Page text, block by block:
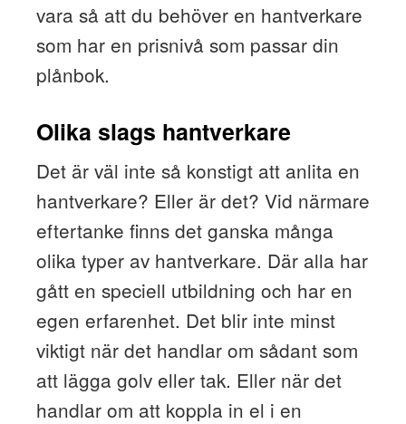
vara så att du behöver en hantverkare
som har en prisnivå som passar din
plånbok.
Olika slags hantverkare
Det är väl inte så konstigt att anlita en
hantverkare? Eller är det? Vid närmare
eftertanke finns det ganska många
olika typer av hantverkare. Där alla har
gått en speciell utbildning och har en
egen erfarenhet. Det blir inte minst
viktigt när det handlar om sådant som
att lägga golv eller tak. Eller när det
handlar om att koppla in el i en